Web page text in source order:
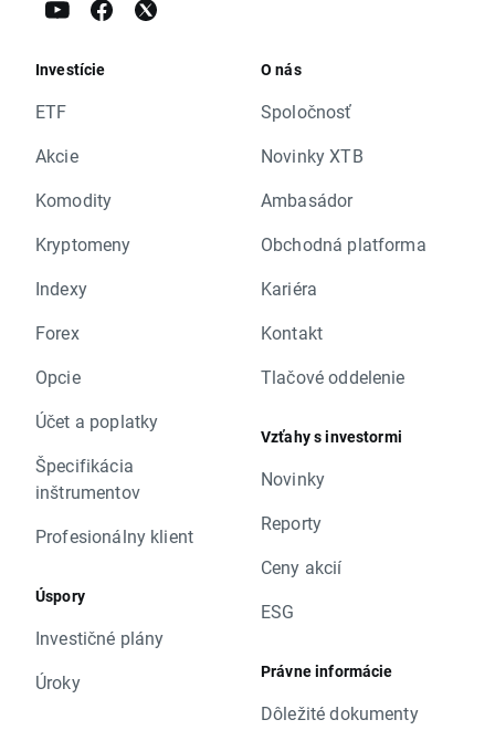
Investície
ETF
Akcie
Komodity
Kryptomeny
Indexy
Forex
Opcie
Účet a poplatky
Špecifikácia
inštrumentov
Profesionálny klient
Úspory
Investičné plány
Úroky
O nás
Spoločnosť
Novinky XTB
Ambasádor
Obchodná platforma
Kariéra
Kontakt
Tlačové oddelenie
Vzťahy s investormi
Novinky
Reporty
Ceny akcií
ESG
Právne informácie
Dôležité dokumenty